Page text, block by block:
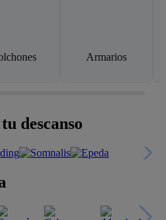
Armarios
descanso